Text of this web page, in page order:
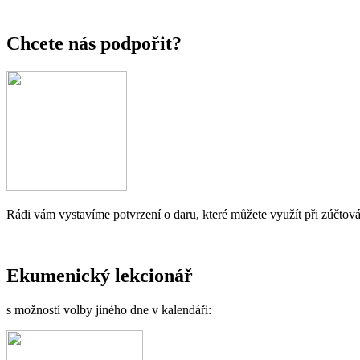
Chcete nás podpořit?
Rádi vám vystavíme potvrzení o daru, které můžete využít při
Ekumenický lekcionář
s možností volby jiného dne v kalendáři: